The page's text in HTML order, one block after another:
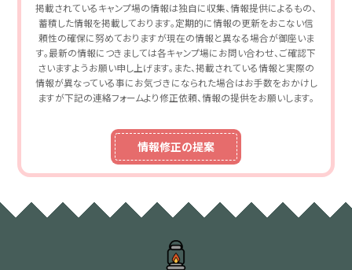
掲載されているキャンプ場の情報は独自に収集、情報提供によるもの、
蓄積した情報を掲載しております。定期的に情報の更新をおこない信
頼性の確保に努めておりますが現在の情報と異なる場合が御座いま
す。最新の情報につきましては各キャンプ場にお問い合わせ、ご確認下
さいますようお願い申し上げます。また、掲載されている情報と実際の
情報が異なっている事にお気づきになられた場合はお手数をおかけし
ますが下記の連絡フォームより修正依頼、情報の提供をお願いします。
情報修正の提案